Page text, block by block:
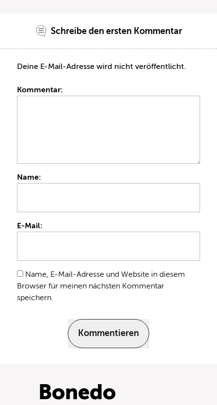
Schreibe den ersten Kommentar
Deine E-Mail-Adresse wird nicht veröffentlicht.
Kommentar:
Name:
E-Mail:
Name, E-Mail-Adresse und Website in diesem
Browser für meinen nächsten Kommentar
speichern.
Kommentieren
Bonedo